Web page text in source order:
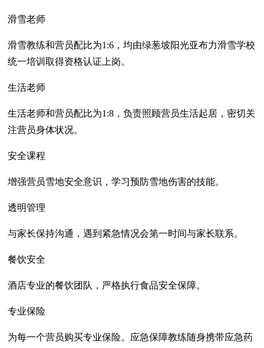
滑雪老师
滑雪教练和营员配比为1:6，均由绿葱坡阳光亚布力滑雪学校
统一培训取得资格认证上岗。
生活老师
生活老师和营员配比为1:8，负责照顾营员生活起居，密切关
注营员身体状况。
安全课程
增强营员雪地安全意识，学习预防雪地伤害的技能。
透明管理
与家长保持沟通，遇到紧急情况会第一时间与家长联系。
餐饮安全
酒店专业的餐饮团队，严格执行食品安全保障。
专业保险
为每一个营员购买专业保险。应急保障教练随身携带应急药